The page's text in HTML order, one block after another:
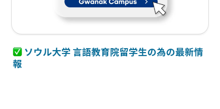
ソウル大学 言語教育院留学生の為の最新情
報